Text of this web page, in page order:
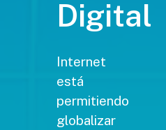
Digital
Internet
está
permitiendo
globalizar